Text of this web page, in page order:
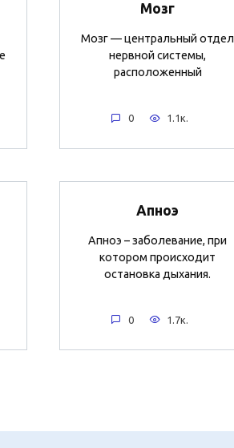
Мозг
Мозг — центральный отдел
нервной системы,
расположенный
0 1.1к.
Апноэ
Апноэ – заболевание, при
котором происходит
остановка дыхания.
0 1.7к.